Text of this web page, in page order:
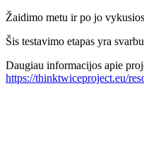
Žaidimo metu ir po jo
Šis testavimo etapas yra
Daugiau informacijos apie
https://thinktwiceproject.eu/